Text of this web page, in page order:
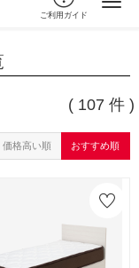
ご利用ガイド
( 107 件 )
価格高い順 おすすめ順